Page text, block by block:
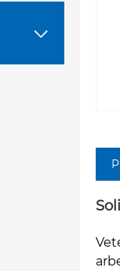
